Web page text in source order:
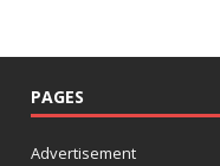
PAGES
Advertisement